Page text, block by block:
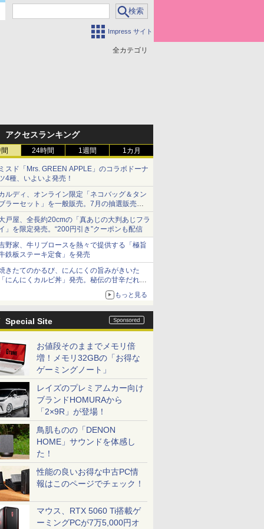
Impress サイト
全カテゴリ
アクセスランキング
24時間 1週間 1カ月
スド「Mrs. GREEN APPLE」のコラボドーナ
4種、いよいよ発売！
ルディ、オンライン限定「ネコバッグ＆タン
ラーセット」を一般販売。7月の抽選販売の
選無効分
戸屋、全長約20cmの「真あじの大判あじフラ
」を限定発売。“200円引き”クーポンも配信
野家、牛リブロースを熱々で提供する「極旨
鉄板ステーキ定食」を発売
きたてのかるび、にんにくの旨みがきいた
にんにくカルビ丼」発売。秘伝の甘辛だれを
もっと見る
Special Site
お値段そのままでメモリ倍
増！メモリ32GBの「お得な
ゲーミングノート」
レイズのプレミアムカー向け
ブランドHOMURAから
「2×9R」が登場！
鳥肌ものの「DENON
HOME」サウンドを体感し
た！
性能の良いお得な中古PC情
報はこのページでチェック！
マウス、RTX 5060 Ti搭載ゲ
ーミングPCが7万5,000円オ